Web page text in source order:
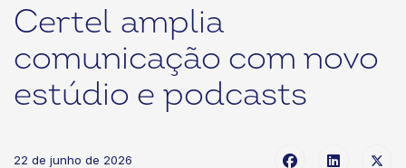
Certel amplia
comunicação com novo
estúdio e podcasts
22 de junho de 2026